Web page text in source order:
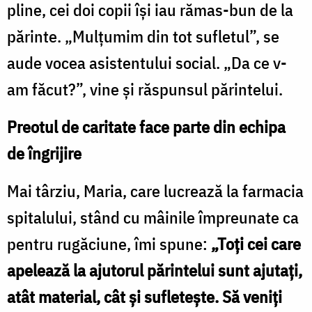
pline, cei doi copii îşi iau rămas-bun de la
părinte. „Mulţumim din tot sufletul”, se
aude vocea asistentului social. „Da ce v-
am făcut?”, vine şi răspunsul părintelui.
Preotul de caritate face parte din echipa
de îngrijire
Mai târziu, Maria, care lucrează la farmacia
spitalului, stând cu mâinile împreunate ca
pentru rugăciune, îmi spune: „Toţi cei care
apelează la ajutorul părintelui sunt ajutaţi,
atât material, cât şi sufleteşte. Să veniţi